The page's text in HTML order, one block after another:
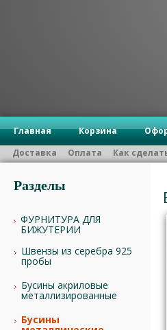
Главная Корзина
Доставка
Оплата Как
Разделы
ФУРНИТУРА ДЛЯ
БИЖУТЕРИИ
Швензы из серебра 925
пробы
Бусины акриловые
металлизированные
Бусины